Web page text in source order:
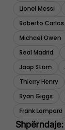
Lionel Messi
Roberto Carlos
Michael Owen
Real Madrid
Jaap Stam
Thierry Henry
Ryan Giggs
Frank Lampard